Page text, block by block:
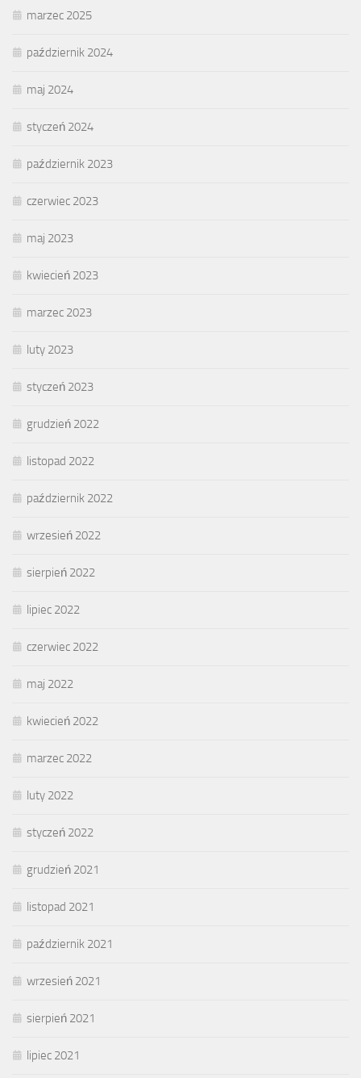
marzec 2025
październik 2024
maj 2024
styczeń 2024
październik 2023
czerwiec 2023
maj 2023
kwiecień 2023
marzec 2023
luty 2023
styczeń 2023
grudzień 2022
listopad 2022
październik 2022
wrzesień 2022
sierpień 2022
lipiec 2022
czerwiec 2022
maj 2022
kwiecień 2022
marzec 2022
luty 2022
styczeń 2022
grudzień 2021
listopad 2021
październik 2021
wrzesień 2021
sierpień 2021
lipiec 2021